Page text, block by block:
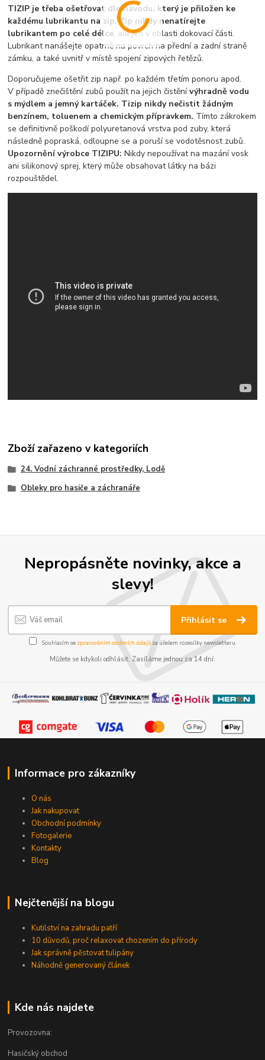
TIZIP je třeba ošetřovat dle návodu, který je přiložen ke
každému lubrikantu na zip.Zip nikdy nenatírejte
lubrikantem po celé délce, ale jen v oblasti dokovací části.
Lubrikant nanášejte opatrně na povrch na přední a zadní straně
zámku, a také uvnitř v místě spojení zipových řetězů.
Doporučujeme ošetřit zip např. po každém třetím ponoru apod.
V případě znečištění zubů použít na jejich čistěnívýhradně vodu
s mýdlem a jemný kartáček. Tizip nikdy nečistit žádným
benzínem, toluenem a chemickým přípravkem. Tímto zákrokem
se definitivně poškodí polyuretanová vrstva pod zuby, která
následně popraská, odloupne se a poruší se vodotěsnost zubů.
Upozornění výrobce TIZIPU: Nikdy nepoužívat na mazání vosk
ani silikonový sprej, který může obsahovat látky na bázi
rozpouštědel.
Zboží zařazeno v kategoriích
24. Vodní záchranné prostředky, Lodě
Obleky pro hasiče a záchranáře
Nepropásněte novinky, akce a
slevy!
Přihlásit se
Souhlasím se zpracováním osobních údajůza účelem rozesílky newsletteru.
Můžete se kdykoli odhlásit. Zasíláme jednou za 14 dní.
Informace pro zákazníky
O nás
Jak nakupovat
Obchodní podmínky
Fotogalerie
Kontakty
Blog
Nejčtenější na blogu
Kutilství na zahradu patří
10 důvodů, proč relaxovat chozením do přírody
Jak správně pěstovat tulipány
Náhodně generovaný článek
Kde nás najdete
Provozovna:
Hasičský obchod